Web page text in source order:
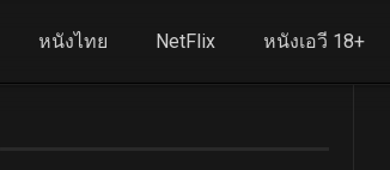
หนังไทย NetFlix หนังเอวี 18+